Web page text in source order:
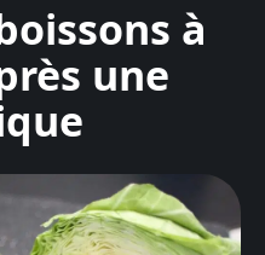
à
une